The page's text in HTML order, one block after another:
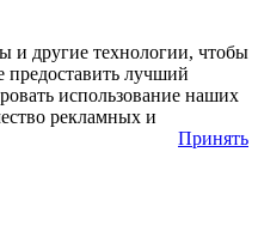
и другие технологии, чтобы
предоставить лучший
использование наших
рекламных и
Принять